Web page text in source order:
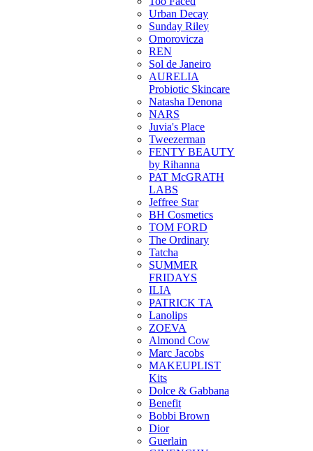
Urban Decay
Sunday Riley
Omorovicza
REN
Sol de Janeiro
AURELIA
Probiotic Skincare
Natasha Denona
NARS
Juvia's Place
Tweezerman
FENTY BEAUTY
by Rihanna
PAT McGRATH
LABS
Jeffree Star
BH Cosmetics
TOM FORD
The Ordinary
Tatcha
SUMMER
FRIDAYS
ILIA
PATRICK TA
Lanolips
ZOEVA
Almond Cow
Marc Jacobs
MAKEUPLIST
Kits
Dolce & Gabbana
Benefit
Bobbi Brown
Dior
Guerlain